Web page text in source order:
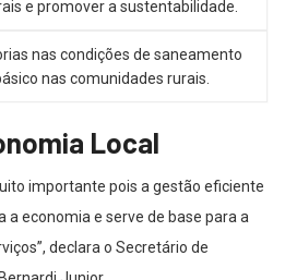
e promover a sustentabilidade.
nas condições de saneamento
nas comunidades rurais.
Local
importante pois a gestão eficiente
economia e serve de base para a
declara o Secretário de